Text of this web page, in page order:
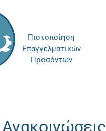
Πιστοποίηση
Επαγγελματικών
Προσόντων